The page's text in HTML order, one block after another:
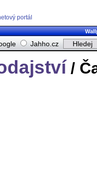
portál
Jahho.cz
/